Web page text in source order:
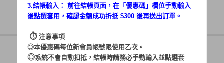
3.結帳輸入： 前往結帳頁面，在「 優惠碼 」欄位手動輸入
後點選套用，確認金額成功折抵 $300 後再送出訂單。
⏱︎ 注意事項
◎本優惠碼每位新會員帳號限使用乙次。
◎系統不會自動扣抵，結帳時請務必手動輸入並點選套